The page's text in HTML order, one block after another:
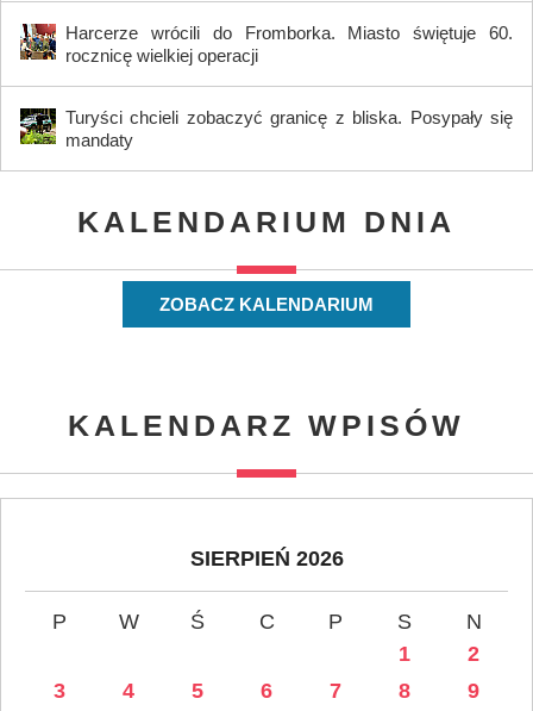
Harcerze wrócili do Fromborka. Miasto świętuje 60.
rocznicę wielkiej operacji
Turyści chcieli zobaczyć granicę z bliska. Posypały się
mandaty
KALENDARIUM DNIA
ZOBACZ KALENDARIUM
KALENDARZ WPISÓW
SIERPIEŃ 2026
P W Ś C P S
N
1
2
3
4 5 6 7 8
9